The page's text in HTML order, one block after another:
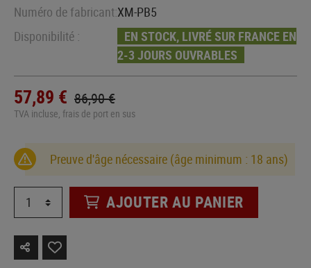
Numéro de fabricant:XM-PB5
Disponibilité :
EN STOCK, LIVRÉ SUR FRANCE EN
2-3 JOURS OUVRABLES
57,89 € 86,90 €
TVA incluse, frais de port en sus
Preuve d'âge nécessaire (âge minimum : 18 ans)
AJOUTER AU PANIER